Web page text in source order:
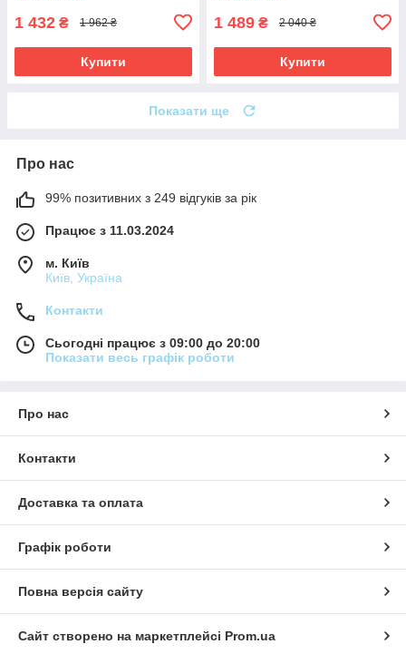
1 432 ₴ 1 962 ₴
Купити
1 489 ₴ 2 040 ₴
Купити
Показати ще
Про нас
99% позитивних з 249 відгуків за рік
Працює з 11.03.2024
м. Київ
Київ, Україна
Контакти
Сьогодні працює з 09:00 до 20:00
Показати весь графік роботи
Про нас
Контакти
Доставка та оплата
Графік роботи
Повна версія сайту
Сайт створено на маркетплейсі Prom.ua